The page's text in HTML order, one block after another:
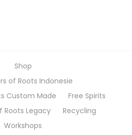
Shop
of Roots Indonesie
Custom Made
Free Spirits
Roots Legacy
Recycling
Workshops